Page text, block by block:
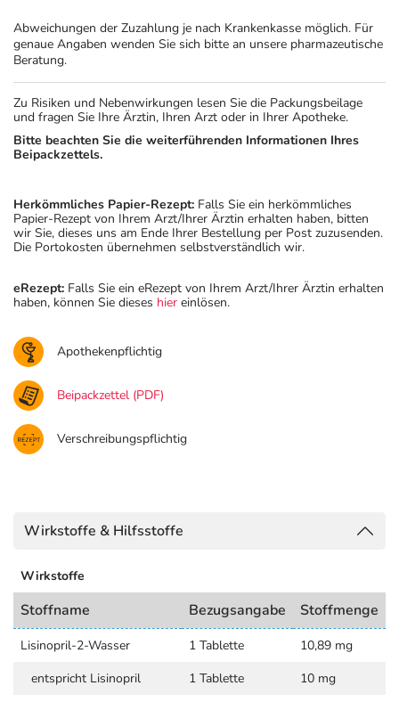
Abweichungen der Zuzahlung je nach Krankenkasse möglich. Für
genaue Angaben wenden Sie sich bitte an unsere pharmazeutische
Beratung.
Zu Risiken und Nebenwirkungen lesen Sie die Packungsbeilage
und fragen Sie Ihre Ärztin, Ihren Arzt oder in Ihrer Apotheke.
Bitte beachten Sie die weiterführenden Informationen Ihres
Beipackzettels.
Herkömmliches Papier-Rezept: Falls Sie ein herkömmliches
Papier-Rezept von Ihrem Arzt/Ihrer Ärztin erhalten haben, bitten
wir Sie, dieses uns am Ende Ihrer Bestellung per Post zuzusenden.
Die Portokosten übernehmen selbstverständlich wir.
eRezept: Falls Sie ein eRezept von Ihrem Arzt/Ihrer Ärztin erhalten
haben, können Sie dieses hier einlösen.
Apothekenpflichtig
Beipackzettel (PDF)
Verschreibungspflichtig
Wirkstoffe & Hilfsstoffe
Wirkstoffe
Stoffname Bezugsangabe Stoffmenge
Lisinopril-2-Wasser 1 Tablette
10,89 mg
entspricht Lisinopril
1 Tablette
10 mg